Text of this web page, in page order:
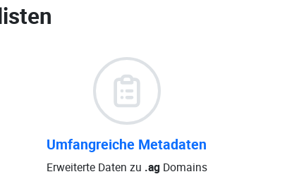
Umfangreiche Metadaten
Erweiterte Daten zu .agDomains